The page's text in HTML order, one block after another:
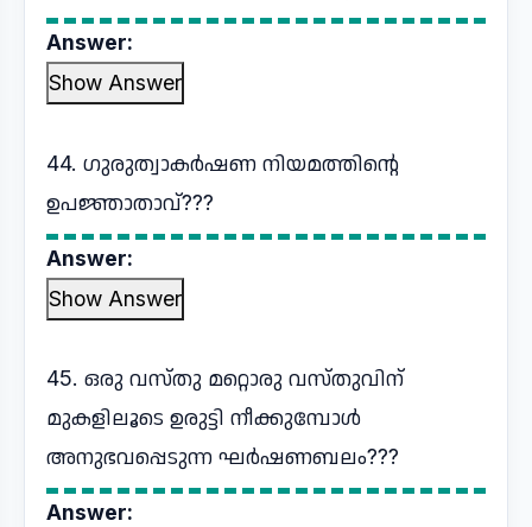
Answer:
Show Answer
44. ഗുരുത്വാകർഷണ നിയമത്തിന്റെ
ഉപജ്ഞാതാവ്???
Answer:
Show Answer
45. ഒരു വസ്തു മറ്റൊരു വസ്തുവിന്
മുകളിലൂടെ ഉരുട്ടി നീക്കുമ്പോൾ
അനുഭവപ്പെടുന്ന ഘർഷണബലം???
Answer: